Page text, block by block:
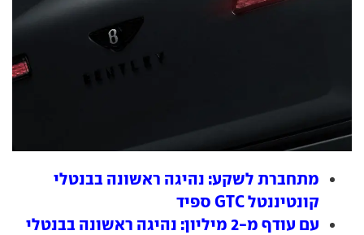
מתחברת לשקע: נהיגה ראשונה בבנטלי
קונטיננטל GTC ספיד
עם עודף מ-2 מיליון: נהיגה ראשונה בבנטלי